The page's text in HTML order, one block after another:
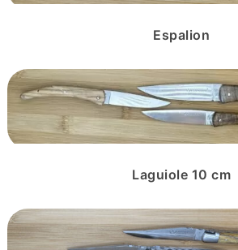
Espalion
Laguiole 10 cm